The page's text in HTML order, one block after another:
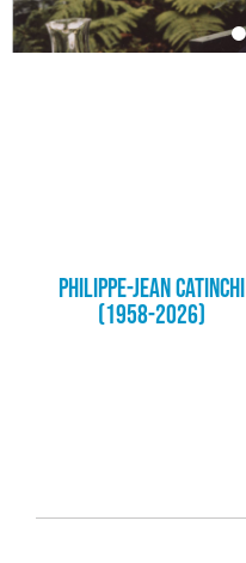
Philippe-Jean CATINCHI
(1958-2026)